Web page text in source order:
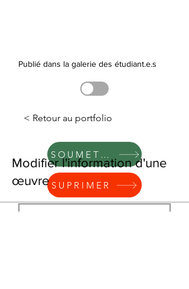
Publié dans la galerie des étudiant.e.s
SOUMETTRE
SUPRIMER
< Retour au portfolio
Modifier l'information d'une
œuvre